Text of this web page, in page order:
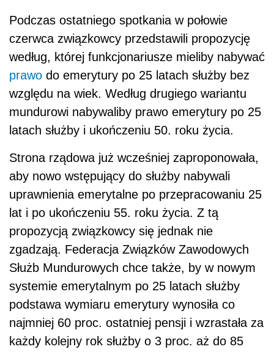
Podczas ostatniego spotkania w połowie
czerwca związkowcy przedstawili propozycję
według, której funkcjonariusze mieliby nabywać
prawo do emerytury po 25 latach służby bez
względu na wiek. Według drugiego wariantu
mundurowi nabywaliby prawo emerytury po 25
latach służby i ukończeniu 50. roku życia.
Strona rządowa już wcześniej zaproponowała,
aby nowo wstępujący do służby nabywali
uprawnienia emerytalne po przepracowaniu 25
lat i po ukończeniu 55. roku życia. Z tą
propozycją związkowcy się jednak nie
zgadzają. Federacja Związków Zawodowych
Służb Mundurowych chce także, by w nowym
systemie emerytalnym po 25 latach służby
podstawa wymiaru emerytury wynosiła co
najmniej 60 proc. ostatniej pensji i wzrastała za
każdy kolejny rok służby o 3 proc. aż do 85